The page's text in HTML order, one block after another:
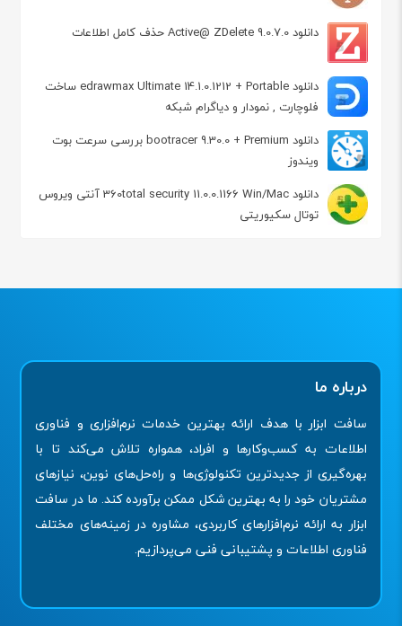
دانلود Active@ ZDelete 9.0.7.0 حذف کامل اطلاعات
دانلود edrawmax Ultimate 14.1.0.1212 + Portable ساخت
فلوچارت , نمودار و دیاگرام شبکه
دانلود bootracer 9.30.0 + Premium بررسی سرعت بوت
ویندوز
دانلود 360total security 11.0.0.1166 Win/Mac آنتی ویروس
توتال سکیوریتی
درباره ما
سافت ابزار با هدف ارائه بهترین خدمات نرم‌افزاری و فناوری
اطلاعات به کسب‌وکارها و افراد، همواره تلاش می‌کند تا با
بهره‌گیری از جدیدترین تکنولوژی‌ها و راه‌حل‌های نوین، نیازهای
مشتریان خود را به بهترین شکل ممکن برآورده کند. ما در سافت
ابزار به ارائه نرم‌افزارهای کاربردی، مشاوره در زمینه‌های مختلف
فناوری اطلاعات و پشتیبانی فنی می‌پردازیم.